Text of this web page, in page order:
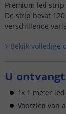
Premium led
De strip bevat
verschillende
Bekijk volledige
U
1x 1 meter
Voorzien van